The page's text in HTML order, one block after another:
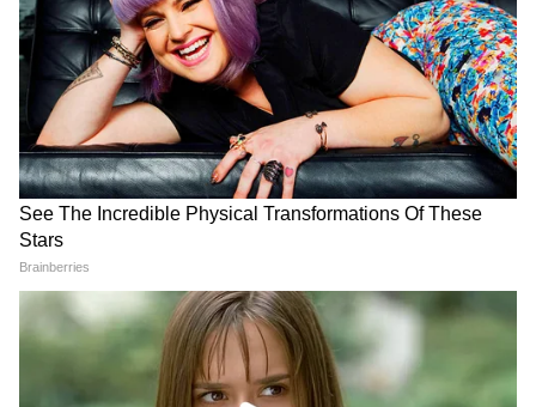
আরও খবরের জন্য চোখ রাখুন এশিয়ানেট
নিউজ বাংলার হোয়াটসঅ্যাপ চ্যানেলে, ক্লিক
করুন এখানে।
Annapurna Bhandar New
Update: প্রতিমাসে কত তারিখে
ঢুকবে অন্নপূর্ণার ৩ হাজার টাকা?
স্পষ্ট করলেন মুখ্যমন্ত্রী শুভেন্দু
Annapurna Bhandar: বিজেপি
অন্নপূর্ণা নিয়ে বিস্ফোরক শুভেন্দু